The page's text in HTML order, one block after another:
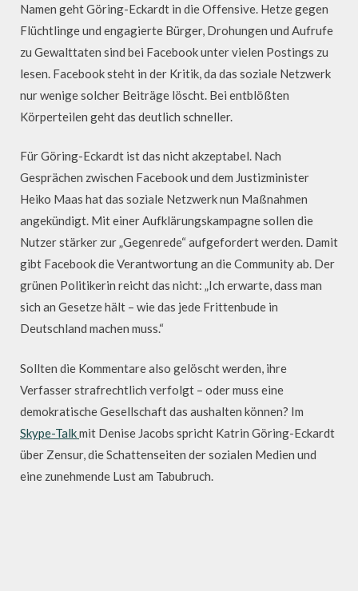
Namen geht Göring-Eckardt in die Offensive. Hetze gegen
Flüchtlinge und engagierte Bürger, Drohungen und Aufrufe
zu Gewalttaten sind bei Facebook unter vielen Postings zu
lesen. Facebook steht in der Kritik, da das soziale Netzwerk
nur wenige solcher Beiträge löscht. Bei entblößten
Körperteilen geht das deutlich schneller.
Für Göring-Eckardt ist das nicht akzeptabel. Nach
Gesprächen zwischen Facebook und dem Justizminister
Heiko Maas hat das soziale Netzwerk nun Maßnahmen
angekündigt. Mit einer Aufklärungskampagne sollen die
Nutzer stärker zur „Gegenrede“ aufgefordert werden. Damit
gibt Facebook die Verantwortung an die Community ab. Der
grünen Politikerin reicht das nicht: „Ich erwarte, dass man
sich an Gesetze hält – wie das jede Frittenbude in
Deutschland machen muss.“
Sollten die Kommentare also gelöscht werden, ihre
Verfasser strafrechtlich verfolgt – oder muss eine
demokratische Gesellschaft das aushalten können? Im
Skype-Talkmit Denise Jacobs spricht Katrin Göring-Eckardt
über Zensur, die Schattenseiten der sozialen Medien und
eine zunehmende Lust am Tabubruch.